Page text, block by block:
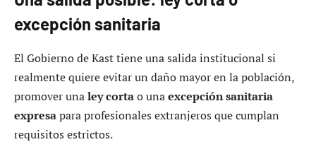
excepción sanitaria
El Gobierno de Kast tiene una salida institucional si
realmente quiere evitar un daño mayor en la población,
promover unaley cortao unaexcepción sanitaria
expresapara profesionales extranjeros que cumplan
requisitos estrictos.